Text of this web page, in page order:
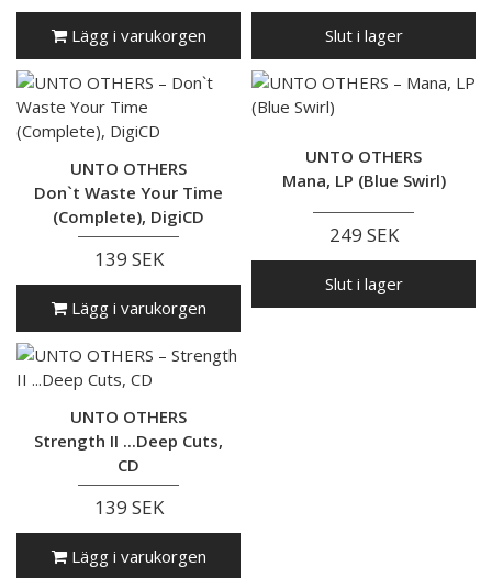
Lägg i varukorgen Slut i lager
UNTO OTHERS
Don`t Waste Your Time
(Complete), DigiCD
139 SEK
Lägg i varukorgen
UNTO OTHERS
Mana, LP (Blue Swirl)
249 SEK
Slut i lager
UNTO OTHERS
Strength II ...Deep Cuts,
CD
139 SEK
Lägg i varukorgen